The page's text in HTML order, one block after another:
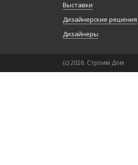
Выставки
Дизайнерские решения
Дизайнеры
(с) 2026. Строим Дом